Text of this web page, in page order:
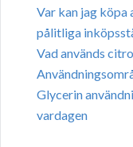
Var kan jag köpa
pålitliga
Vad används
Glycerin
vardagen